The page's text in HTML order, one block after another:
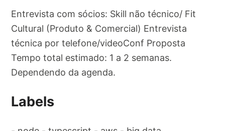
Entrevista com sócios: Skill não técnico/ Fit
Cultural (Produto & Comercial) Entrevista
técnica por telefone/videoConf Proposta
Tempo total estimado: 1 a 2 semanas.
Dependendo da agenda.
Labels